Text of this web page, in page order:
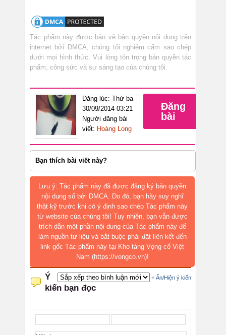
Tác phẩm này được bảo vệ bản quyền nội dung trên
internet bởi DMCA, chúng tôi nghiêm cấm sao chép
dưới mọi hình thức. Vui lòng tôn trọng bản quyền tác
phẩm, công sức và sự sáng tạo của chúng tôi.
Đăng lúc: Thứ ba -
30/09/2014 03:21
Người đăng bài
viết: Hoàng Long
Đăng
bài
Bạn thích bài viết này?
Lưu ý: Tác phẩm này đã được đăng ký bản quyền
nội dung số bởi DMCA. Do đó, bạn hãy suy nghĩ
thật kỹ trước khi có ý định sao chép Tác phẩm này
từ website của chúng tôi! Tuy nhiên, bạn vẫn được
trích dẫn một phần nội dung của Tác phẩm này để
làm nguồn tư liệu và bắt buộc phải đặt liên kết đến
link gốc Tác phẩm này tại Kho tàng Vọng cổ Việt
Nam (https://vongco.vn)!